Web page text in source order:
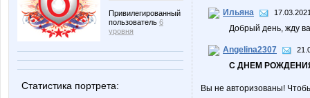
Привилегированный
пользователь 6
уровня
Статистика портрета:
Ильяна
Добрый день, жду
Angelina2307
С ДНЕМ
Вы не авторизованы!